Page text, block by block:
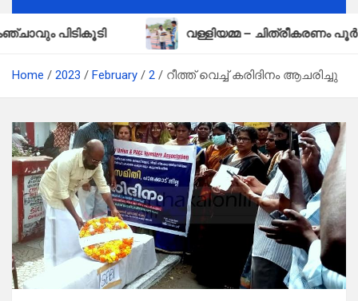
വള്ളിയമ്മ – ചിത്രീകരണം പൂർത്തിയായി
Home 2023 February 2 റീത്ത് വെച്ച് കരിദിനം ആചരിച്ചു